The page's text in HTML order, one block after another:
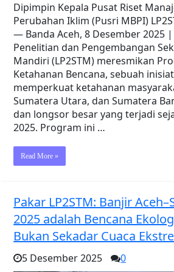
Dipimpin Kepala Pusat Riset
Perubahan Iklim (Pusri MBPI)
— Banda Aceh, 8 Desember 2025
Penelitian dan Pengembangan
Mandiri (LP2STM) meresmikan
Ketahanan Bencana, sebuah
memperkuat ketahanan
Sumatera Utara, dan Sumatera
dan longsor besar yang terjadi
2025. Program ini …
Read More »
Pakar LP2STM: Banjir
2025 adalah Bencana
Bukan Sekadar Cuaca
5 Desember 2025 0